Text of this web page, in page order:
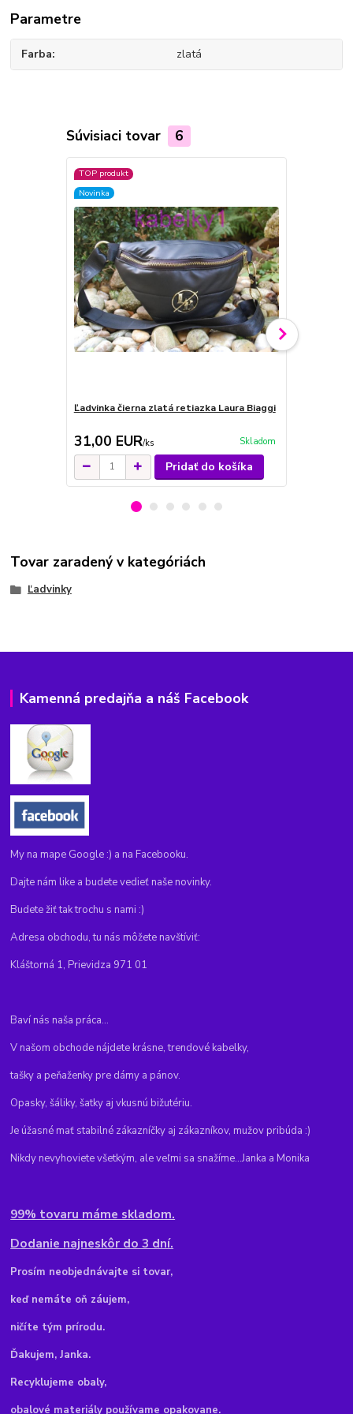
Parametre
Farba zlatá
Súvisiaci tovar 6
TOP produkt
Novinka
Ľadvinka čierna zlatá retiazka Laura Biaggi
31,00 EUR/ks Skladom
Pridať do košíka
Tovar zaradený v kategóriách
Ľadvinky
Kamenná predajňa a náš Facebook
My na mape Google :) a na Facebooku.
Dajte nám like a budete vedieť naše novinky.
Budete žiť tak trochu s nami :)
Adresa obchodu, tu nás môžete navštíviť:
Kláštorná 1, Prievidza 971 01
Baví nás naša práca...
V našom obchode nájdete krásne, trendové kabelky,
tašky a peňaženky pre dámy a pánov.
Opasky, šáliky, šatky aj vkusnú bižutériu.
Je úžasné mať stabilné zákazníčky aj zákazníkov, mužov pribúda :)
Nikdy nevyhoviete všetkým, ale veľmi sa snažíme...Janka a Monika
99% tovaru máme skladom.
Dodanie najneskôr do 3 dní.
Prosím neobjednávajte si tovar,
keď nemáte oň záujem,
ničíte tým prírodu.
Ďakujem, Janka.
Recyklujeme obaly,
obalové materiály používame opakovane.